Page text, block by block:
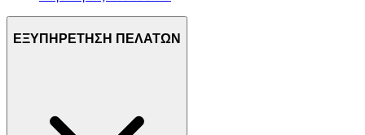
ΕΞΥΠΗΡΕΤΗΣΗ ΠΕΛΑΤΩΝ